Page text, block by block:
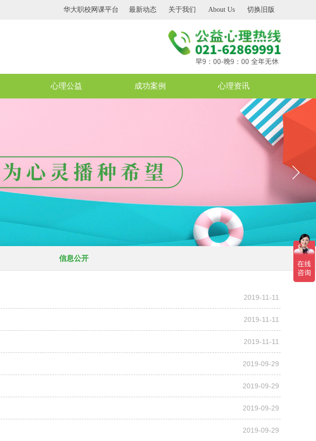
最新动态 关于我们 切换旧版
About Us
华大职校网课平台
早9：00-晚9：00 全年无休
心理公益 成功案例 心理资讯
信息公开
2019-11-11
2019-11-11
2019-11-11
2019-09-29
2019-09-29
2019-09-29
2019-09-29